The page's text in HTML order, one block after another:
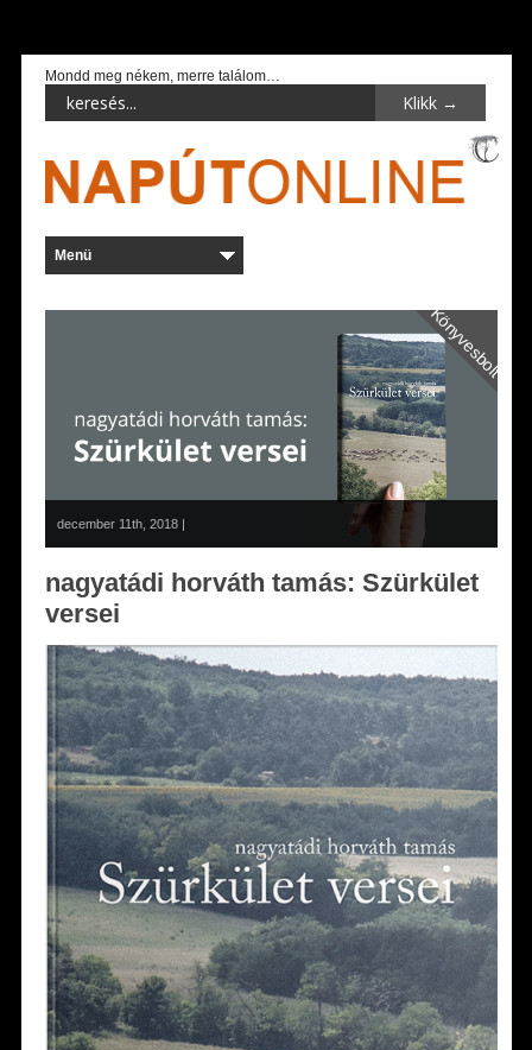
Mondd meg nékem, merre találom…
Könyvesbolt
december 11th, 2018 |
nagyatádi horváth tamás: Szürkület
versei